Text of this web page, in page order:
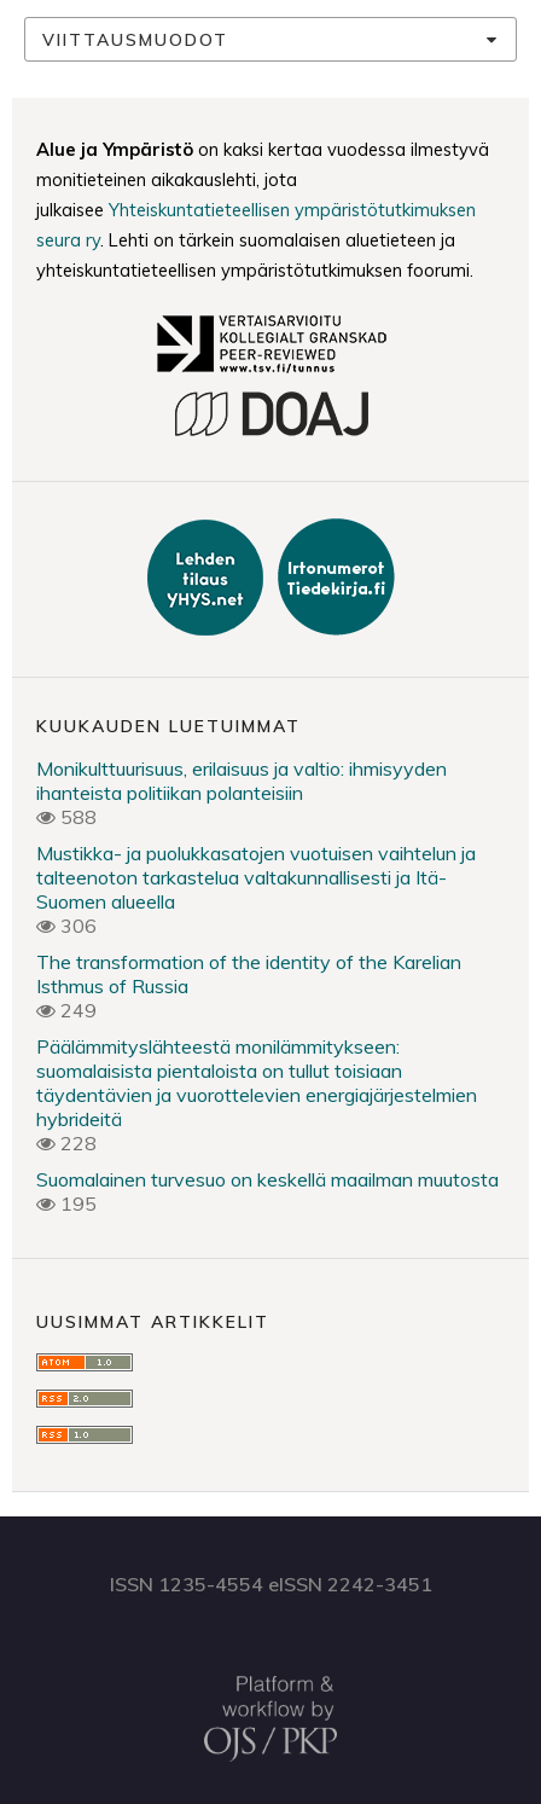
VIITTAUSMUODOT
Alue ja Ympäristö on kaksi kertaa vuodessa ilmestyvä
monitieteinen aikakauslehti, jota
julkaisee Yhteiskuntatieteellisen ympäristötutkimuksen
seura ry. Lehti on tärkein suomalaisen aluetieteen ja
yhteiskuntatieteellisen ympäristötutkimuksen foorumi.
KUUKAUDEN LUETUIMMAT
Monikulttuurisuus, erilaisuus ja valtio: ihmisyyden
ihanteista politiikan polanteisiin
588
Mustikka- ja puolukkasatojen vuotuisen vaihtelun ja
talteenoton tarkastelua valtakunnallisesti ja Itä-
Suomen alueella
306
The transformation of the identity of the Karelian
Isthmus of Russia
249
Päälämmityslähteestä monilämmitykseen:
suomalaisista pientaloista on tullut toisiaan
täydentävien ja vuorottelevien energiajärjestelmien
hybrideitä
228
Suomalainen turvesuo on keskellä maailman muutosta
195
UUSIMMAT ARTIKKELIT
ISSN 1235-4554 eISSN 2242-3451